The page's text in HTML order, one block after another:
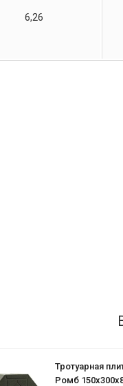
6,26
Тротуарная
Ромб